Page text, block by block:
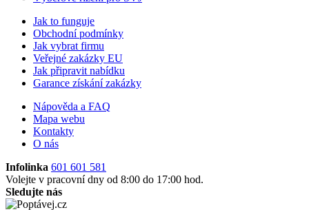
Jak to funguje
Obchodní podmínky
Jak vybrat firmu
Veřejné zakázky EU
Jak připravit nabídku
Garance získání zakázky
Nápověda a FAQ
Mapa webu
Kontakty
O nás
Infolinka 601 601 581
Volejte v pracovní dny od 8:00 do 17:00 hod.
Sledujte nás